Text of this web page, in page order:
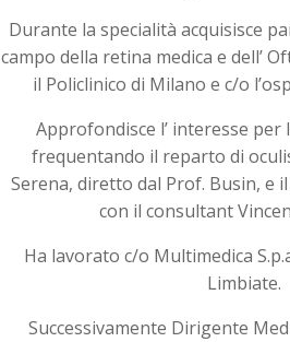
Durante la specialità acquisisce
campo della retina medica e dell’
il Policlinico di Milano e c/o
Approfondisce l’ interesse
frequentando il reparto di
Serena, diretto dal Prof. Busin, e
con il consultant
Ha lavorato c/o Multimedica
Limbiate.
Successivamente Dirigente